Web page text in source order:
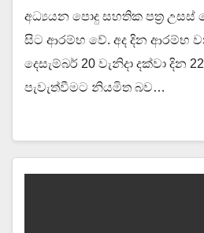
අධ්‍යයන පොදු සහතික පත්‍ර උසස්
සිට ආරම්භ වේ. අද දින ආරම්භ
දෙසැම්බර් 20 වැනිදා දක්වා දින
පැවැත්වීමට නියමිත බව…